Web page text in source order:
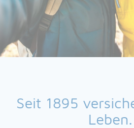
Seit 1895
Leben.